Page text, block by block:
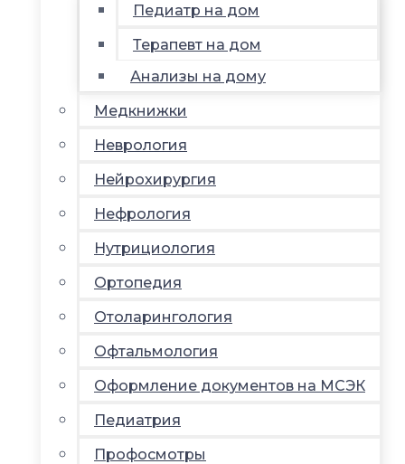
Педиатр на дом
Терапевт на дом
Анализы на дому
Медкнижки
Неврология
Нейрохирургия
Нефрология
Нутрициология
Ортопедия
Отоларингология
Офтальмология
Оформление документов на МСЭК
Педиатрия
Профосмотры